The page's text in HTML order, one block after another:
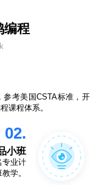
编程
参考美国CSTA标准，开
课程体系。
02.
小班
专业计
学。